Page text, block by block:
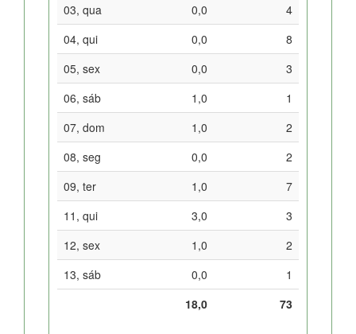
03, qua
0,0
4
04, qui
0,0
8
05, sex
0,0
3
06, sáb
1,0
1
07, dom
1,0
2
08, seg
0,0
2
09, ter
1,0
7
11, qui
3,0
3
12, sex
1,0
2
13, sáb
0,0
1
18,0
73